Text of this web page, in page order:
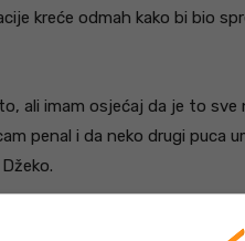
kreće odmah kako bi bio
ali imam osjećaj da je to sve
penal i da neko drugi puca